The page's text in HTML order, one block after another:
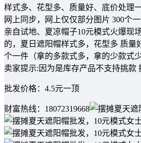
样式多、花型多、质量好、底价处理
网上同步，网上仅仅部分图片 300个
亲自试地、夏凉帽子10元模式火爆现
的，夏日遮阳帽样式多，花型多 质量
个一件（拿的多款式多，拿的少款式
卖家提示:因为是库存产品不支持挑
批发价格：4.5元一顶
财富热线：18072319668